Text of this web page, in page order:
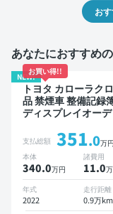
お
あなたにおすすめ
NEW!
お買い得!!
トヨタ カローラク
品 禁煙車 整備記録
ディスプレイオー
スポットモニター オ
ルーズ スマートキー
電動バックドア バッ
ター 全方位カメラ ド
ブレコーダー 衝突軽
支払総額 351.0万円
本体
340.0万円
諸費用
11.0
年式
2022
走行距離
0.9万km